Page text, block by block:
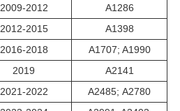
2009-2012
A1286
2012-2015
A1398
2016-2018
A1707; A1990
2019
A2141
2021-2022
A2485; А2780